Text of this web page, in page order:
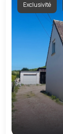
Exclusivité